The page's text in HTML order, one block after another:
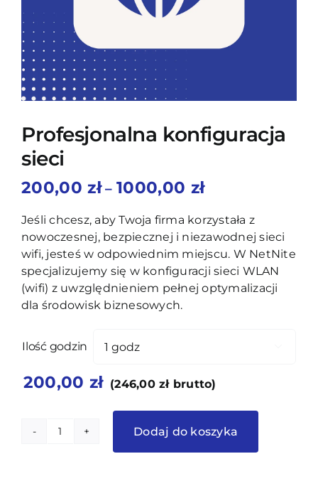
Kontakt
Profesjonalna konfiguracja
sieci
200,00zł – 1000,00 złZakres
od
200,00 zł
do
1000,00 zł
Jeśli chcesz, aby Twoja firma korzystała z
nowoczesnej, bezpiecznej i niezawodnej sieci
wifi, jesteś w odpowiednim miejscu. W NetNite
specjalizujemy się w konfiguracji sieci WLAN
(wifi) z uwzględnieniem pełnej optymalizacji
dla środowisk biznesowych.
Ilość godzin
200,00 zł (246,00złbrutto)
ilość
Profesjonalna
Dodaj do koszyka